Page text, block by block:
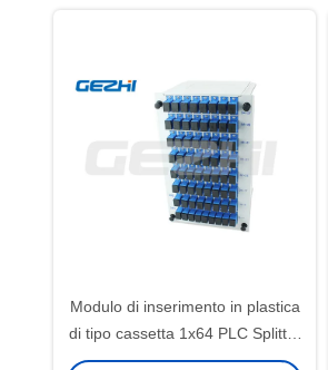
Modulo di inserimento in plastica
di tipo cassetta 1x64 PLC Splitter
per la distribuzione del segnale